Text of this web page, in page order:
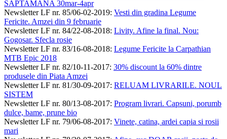
SAPTAMANA 30mar-4apr
Newsletter LF nr. 85/06-02-2019: Vesti din gradina Legume
Fericite. Amzei din 9 februarie
Newsletter LF nr. 84/22-08-2018: Livity. Afine la final. Nou:
Gogosar. Sfecla rosie
Newsletter LF nr. 83/16-08-2018: Legume Fericite la Carpathian
MTB Epic 2018
Newsletter LF nr. 82/10-11-2017: 30% discount la 60% dintre
produsele din Piata Amzei
Newsletter LF nr. 81/30-09-2017: RELUAM LIVRARILE. NOUL
SISTEM
Newsletter LF nr. 80/13-08-2017: Program livrari. Capsuni, porumb
dulce, bame, prune bio
Newsletter LF nr. 79/06-08-2017: Vinete, catina, ardei capia si rosii
mari